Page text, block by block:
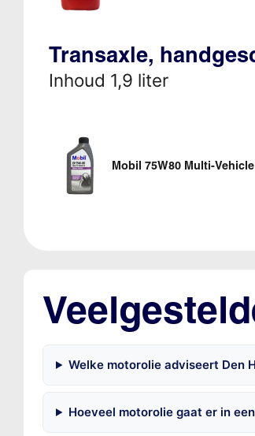
Transaxle,
Inhoud 1,9 liter
Mobil 75W80 Multi-Vehicle
Welke motorolie adviseert Den
Hoeveel motorolie gaat er in